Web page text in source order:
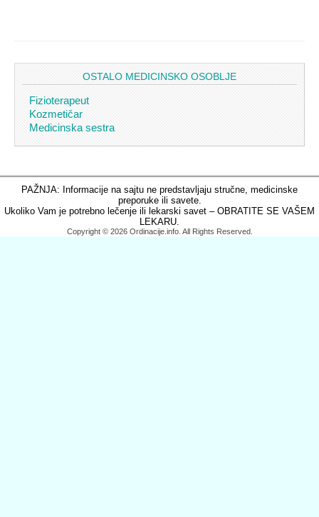
OSTALO MEDICINSKO OSOBLJE
Fizioterapeut
Kozmetičar
Medicinska sestra
PAŽNJA: Informacije na sajtu ne predstavljaju stručne, medicinske
preporuke ili savete.
Ukoliko Vam je potrebno lečenje ili lekarski savet – OBRATITE SE VAŠEM
LEKARU.
Copyright © 2026 Ordinacije.info. All Rights Reserved.